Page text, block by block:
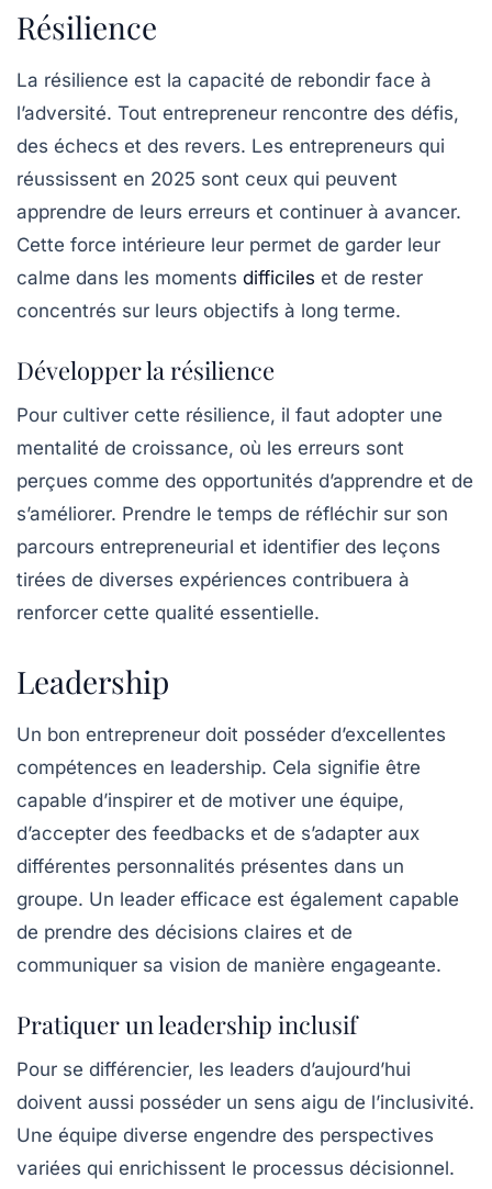
Résilience
La résilience est la capacité de rebondir face à
l’adversité. Tout entrepreneur rencontre des défis,
des échecs et des revers. Les entrepreneurs qui
réussissent en 2025 sont ceux qui peuvent
apprendre de leurs erreurs et continuer à avancer.
Cette force intérieure leur permet de garder leur
calme dans les moments difficiles et de rester
concentrés sur leurs objectifs à long terme.
Développer la résilience
Pour cultiver cette résilience, il faut adopter une
mentalité de croissance, où les erreurs sont
perçues comme des opportunités d’apprendre et de
s’améliorer. Prendre le temps de réfléchir sur son
parcours entrepreneurial et identifier des leçons
tirées de diverses expériences contribuera à
renforcer cette qualité essentielle.
Leadership
Un bon entrepreneur doit posséder d’excellentes
compétences en leadership. Cela signifie être
capable d’inspirer et de motiver une équipe,
d’accepter des feedbacks et de s’adapter aux
différentes personnalités présentes dans un
groupe. Un leader efficace est également capable
de prendre des décisions claires et de
communiquer sa vision de manière engageante.
Pratiquer un leadership inclusif
Pour se différencier, les leaders d’aujourd’hui
doivent aussi posséder un sens aigu de l’inclusivité.
Une équipe diverse engendre des perspectives
variées qui enrichissent le processus décisionnel.